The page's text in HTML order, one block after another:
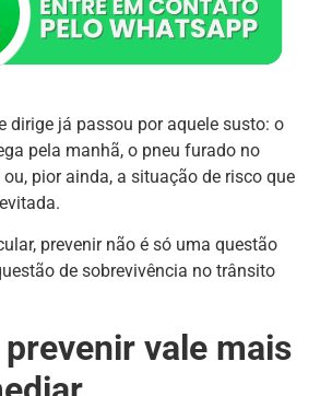
dirige já passou por aquele susto: o
pela manhã, o pneu furado no
pior ainda, a situação de risco que
prevenir não é só uma questão
de sobrevivência no trânsito
vale mais